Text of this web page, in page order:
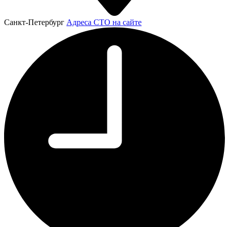
Санкт-Петербург Адреса СТО на сайте